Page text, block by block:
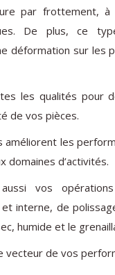
par frottement, à
De plus, ce
déformation sur les
les qualités pour
de vos pièces.
les
domaines d’activités.
vos
interne, de
humide et le
vecteur de vos